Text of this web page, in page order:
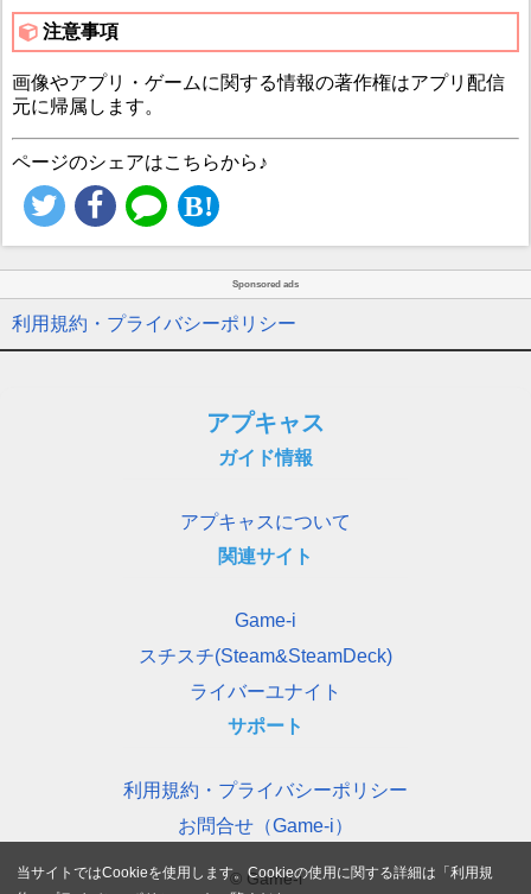
注意事項
画像やアプリ・ゲームに関する情報の著作権はアプリ配信
元に帰属します。
ページのシェアはこちらから♪
Sponsored ads
利用規約・プライバシーポリシー
アプキャス
ガイド情報
アプキャスについて
関連サイト
Game-i
スチスチ(Steam&SteamDeck)
ライバーユナイト
サポート
利用規約・プライバシーポリシー
お問合せ（Game-i）
© Game-i
当サイトではCookieを使用します。Cookieの使用に関する詳細は「利用規